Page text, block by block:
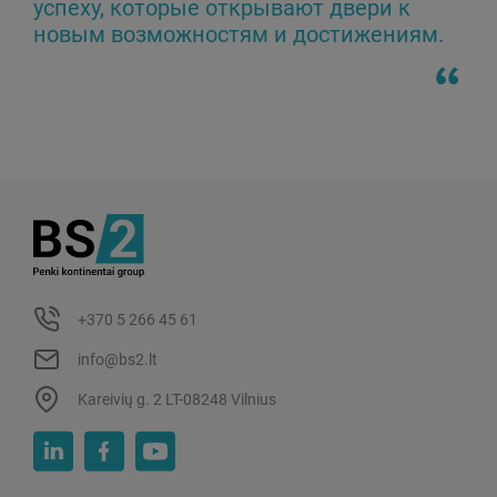
успеху, которые открывают двери к
новым возможностям и достижениям.
+370 5 266 45 61
info@bs2.lt
Kareivių g. 2 LT-08248 Vilnius